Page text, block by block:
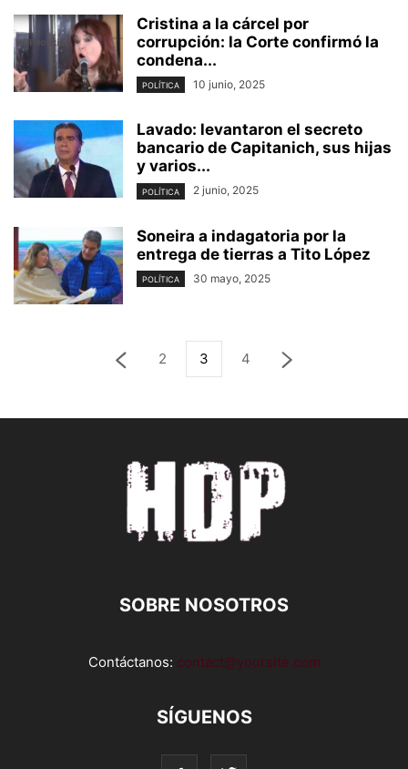
Cristina a la cárcel por
corrupción: la Corte confirmó la
condena...
POLÍTICA 10 junio, 2025
Lavado: levantaron el secreto
bancario de Capitanich, sus hijas
y varios...
POLÍTICA 2 junio, 2025
Soneira a indagatoria por la
entrega de tierras a Tito López
POLÍTICA 30 mayo, 2025
2 3 4
SOBRE NOSOTROS
Contáctanos: contact@yoursite.com
SÍGUENOS